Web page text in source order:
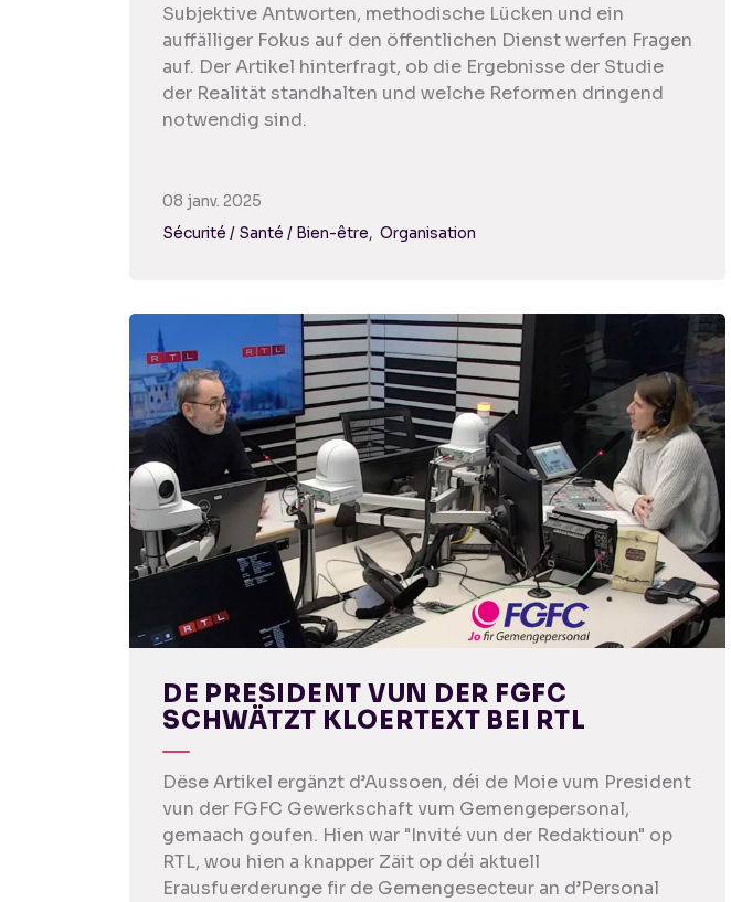
Subjektive Antworten, methodische Lücken und ein
auffälliger Fokus auf den öffentlichen Dienst werfen Fragen
auf. Der Artikel hinterfragt, ob die Ergebnisse der Studie
der Realität standhalten und welche Reformen dringend
notwendig sind.
08 janv. 2025
Sécurité / Santé / Bien-être
Organisation
DE PRESIDENT VUN DER FGFC
SCHWÄTZT KLOERTEXT BEI RTL
Dëse Artikel ergänzt d’Aussoen, déi de Moie vum President
vun der FGFC Gewerkschaft vum Gemengepersonal,
gemaach goufen. Hien war "Invité vun der Redaktioun" op
RTL, wou hien a knapper Zäit op déi aktuell
Erausfuerderunge fir de Gemengesecteur an d’Personal